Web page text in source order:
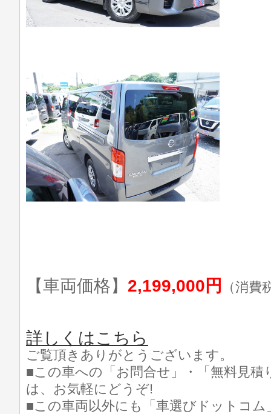
【車両価格】 2,199,000円 （消費
詳しくはこちら
ご覧頂きありがとうございます。
■この車への「お問合せ」・「無料見積
は、お気軽にどうぞ!
■この車両以外にも「車選びドットコ